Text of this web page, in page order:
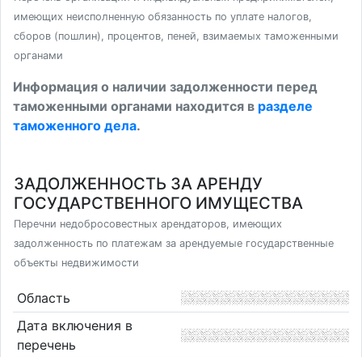
имеющих неисполненную обязанность по уплате налогов,
сборов (пошлин), процентов, пеней, взимаемых таможенными
органами
Информация о наличии задолженности перед
таможенными органами находится в разделе
таможенного дела.
ЗАДОЛЖЕННОСТЬ ЗА АРЕНДУ
ГОСУДАРСТВЕННОГО ИМУЩЕСТВА
Перечни недобросовестных арендаторов, имеющих
задолженность по платежам за арендуемые государственные
объекты недвижимости
Область
Дата включения в
перечень